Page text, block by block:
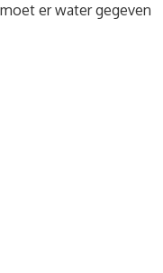
er water gegeven